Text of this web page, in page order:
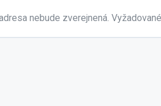
nebude zverejnená.